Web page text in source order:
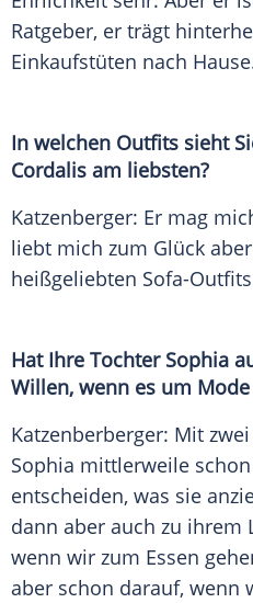
Ratgeber, er trägt
Einkaufstüten nach
In welchen Outfits sieht
Cordalis am liebsten?
Katzenberger: Er mag
liebt mich zum Glück
heißgeliebten Sofa-
Hat Ihre Tochter Sophia
Willen, wenn es um Mode
Katzenberberger: Mit
Sophia mittlerweile
entscheiden, was sie
dann aber auch zu ihrem
wenn wir zum Essen
aber schon darauf, wenn